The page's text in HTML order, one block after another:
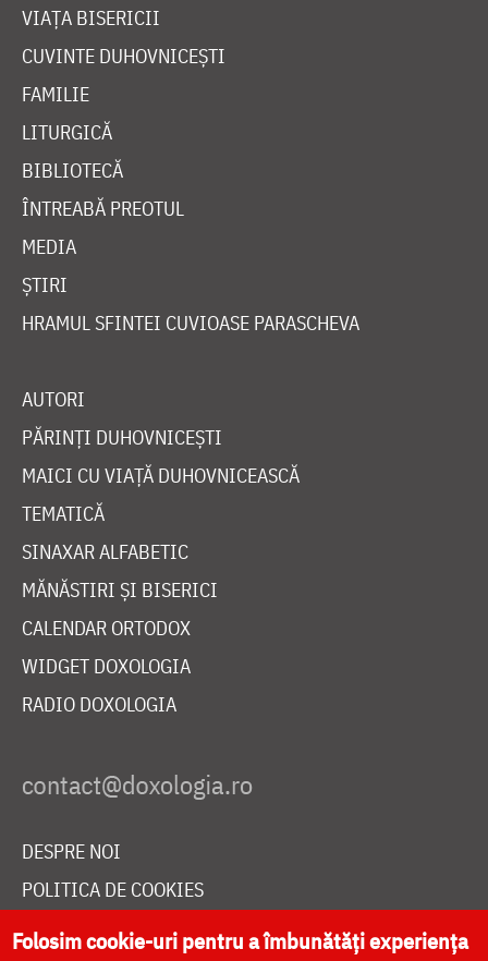
VIAȚA BISERICII
CUVINTE DUHOVNICEȘTI
FAMILIE
LITURGICĂ
BIBLIOTECĂ
ÎNTREABĂ PREOTUL
MEDIA
ȘTIRI
HRAMUL SFINTEI CUVIOASE PARASCHEVA
AUTORI
PĂRINȚI DUHOVNICEȘTI
MAICI CU VIAȚĂ DUHOVNICEASCĂ
TEMATICĂ
SINAXAR ALFABETIC
MĂNĂSTIRI ȘI BISERICI
CALENDAR ORTODOX
WIDGET DOXOLOGIA
RADIO DOXOLOGIA
DESPRE NOI
POLITICA DE COOKIES
DONEAZĂ ONLINE PENTRU CATEDRALA NAȚIONALĂ
Folosim cookie-uri pentru a îmbunătăți experiența